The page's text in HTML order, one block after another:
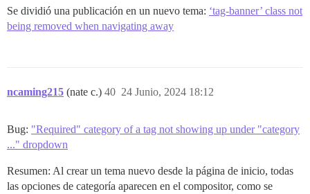
Se dividió una publicación en un nuevo tema: ‘tag-banner’ class not
being removed when navigating away
ncaming215 (nate c.) 24 Junio, 2024 18:12
40
Bug: "Required" category of a tag not showing up under "category
..." dropdown
Resumen: Al crear un tema nuevo desde la página de inicio, todas
las opciones de categoría aparecen en el compositor, como se